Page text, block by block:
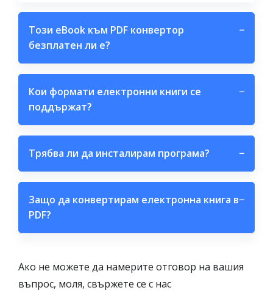
Този eBook към PDF конвертор
безплатен ли е?
−
Кои формати електронни книги се
поддържат?
−
Трябва ли да инсталирам програма? −
Защо да конвертирам електронна книга в
PDF?
−
Ако не можете да намерите отговор на вашия
въпрос, моля, свържете се с нас